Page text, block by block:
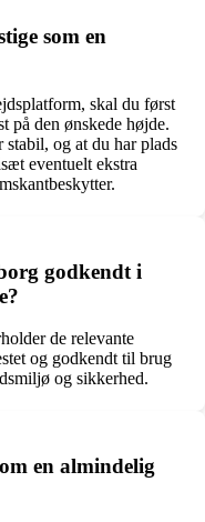
som en
skal du først
på den ønskede højde.
og at du har plads
eventuelt ekstra
godkendt i
de relevante
og godkendt til brug
og sikkerhed.
en almindelig